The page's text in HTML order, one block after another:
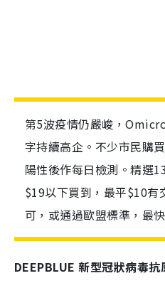
第5波疫情仍嚴峻，
字持續高企。不少市民購
陽性後作每日檢測。精選
$19以下買到，最平$10有
可，或通過歐盟標準，最
DEEPBLUE 新型冠狀病毒抗